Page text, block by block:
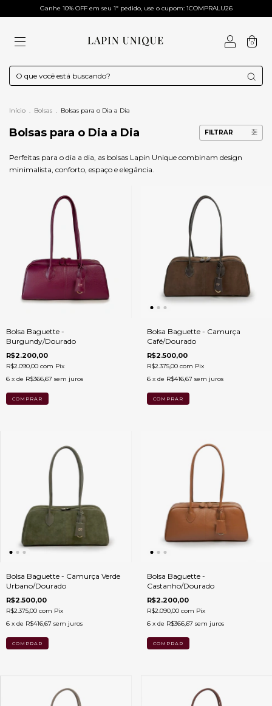
Ganhe 10% OFF em seu 1º pedido, use o cupom: 1COMPRALU26
0
Início . Bolsas . Bolsas para o Dia a Dia
Bolsas para o Dia a Dia FILTRAR
Perfeitas para o dia a dia, as bolsas Lapin Unique combinam design
minimalista, conforto, espaço e elegância.
Bolsa Baguette -
Burgundy/Dourado
R$2.200,00
R$2.090,00 com Pix
6 x de R$366,67 sem juros
Bolsa Baguette - Camurça
Café/Dourado
R$2.500,00
R$2.375,00 com Pix
6 x de R$416,67 sem juros
Bolsa Baguette - Camurça Verde
Urbano/Dourado
R$2.500,00
R$2.375,00 com Pix
6 x de R$416,67 sem juros
Bolsa Baguette -
Castanho/Dourado
R$2.200,00
R$2.090,00 com Pix
6 x de R$366,67 sem juros